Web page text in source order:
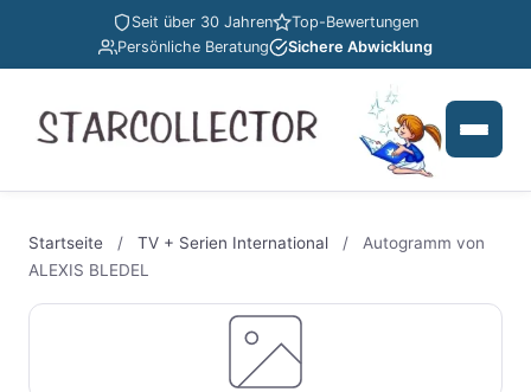
Seit über 30 Jahren
Top-Bewertungen
Persönliche Beratung
Sichere Abwicklung
Startseite / TV + Serien International /
Autogramm von
ALEXIS BLEDEL